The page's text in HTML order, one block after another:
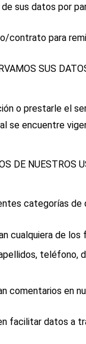
sus datos por
contrato para
SUS
o prestarle el
se encuentre
DE NUESTROS
categorías de
cualquiera de
teléfono,
comentarios en
facilitar datos a